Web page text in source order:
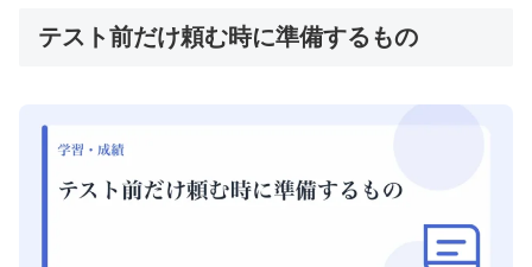
テスト前だけ頼む時に準備するもの